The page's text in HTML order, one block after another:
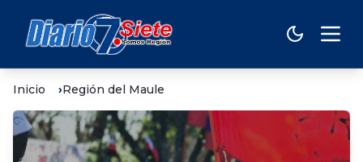
Inicio Región del Maule